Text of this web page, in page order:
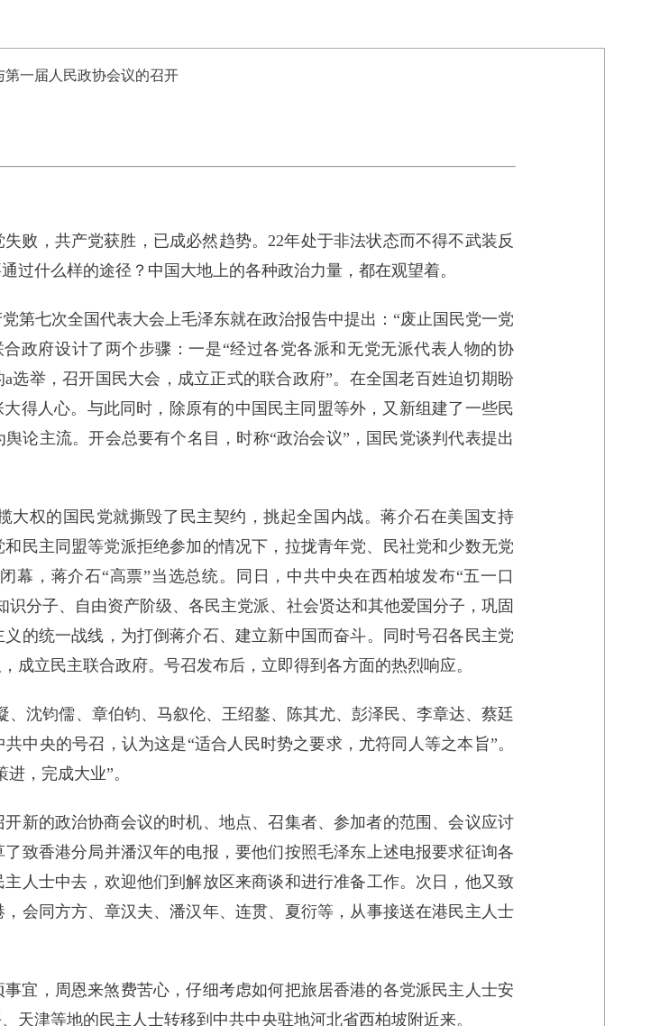
第一届人民政协会议的召开
败，共产党获胜，已成必然趋势。22年处于非法状态而不得不武装反
过什么样的途径？中国大地上的各种政治力量，都在观望着。
第七次全国代表大会上毛泽东就在政治报告中提出：“废止国民党一党
政府设计了两个步骤：一是“经过各党各派和无党无派代表人物的协
选举，召开国民大会，成立正式的联合政府”。在全国老百姓迫切期盼
得人心。与此同时，除原有的中国民主同盟等外，又新组建了一些民
论主流。开会总要有个名目，时称“政治会议”，国民党谈判代表提出
大权的国民党就撕毁了民主契约，挑起全国内战。蒋介石在美国支持
民主同盟等党派拒绝参加的情况下，拉拢青年党、民社党和少数无党
幕，蒋介石“高票”当选总统。同日，中共中央在西柏坡发布“五一口
分子、自由资产阶级、各民主党派、社会贤达和其他爱国分子，巩固
的统一战线，为打倒蒋介石、建立新中国而奋斗。同时号召各民主党
成立民主联合政府。号召发布后，立即得到各方面的热烈响应。
沈钧儒、章伯钧、马叙伦、王绍鏊、陈其尤、彭泽民、李章达、蔡廷
中央的号召，认为这是“适合人民时势之要求，尤符同人等之本旨”。
，完成大业”。
新的政治协商会议的时机、地点、召集者、参加者的范围、会议应讨
致香港分局并潘汉年的电报，要他们按照毛泽东上述电报要求征询各
人士中去，欢迎他们到解放区来商谈和进行准备工作。次日，他又致
会同方方、章汉夫、潘汉年、连贯、夏衍等，从事接送在港民主人士
宜，周恩来煞费苦心，仔细考虑如何把旅居香港的各党派民主人士安
天津等地的民主人士转移到中共中央驻地河北省西柏坡附近来。